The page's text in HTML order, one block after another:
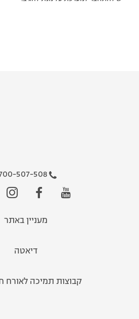
507-508
מעניין באתר
דיאטה
קבוצות תמיכה לאורח